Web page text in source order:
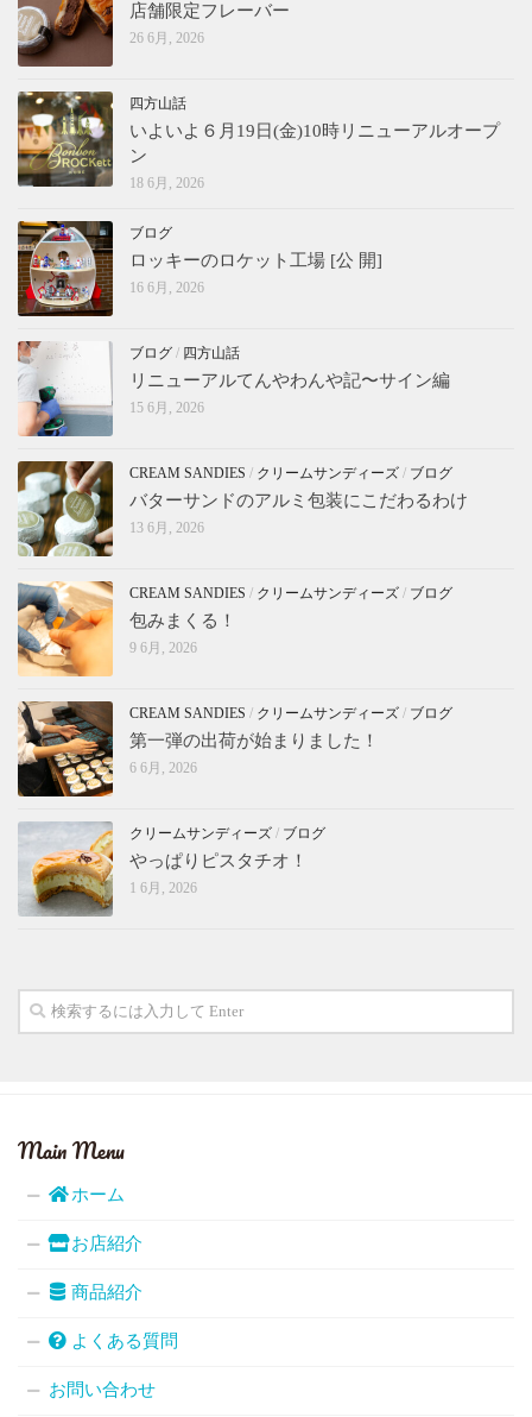
店舗限定フレーバー
26 6月, 2026
四方山話
いよいよ６月19日(金)10時リニューアルオープ
ン
18 6月, 2026
ブログ
ロッキーのロケット工場 [公 開]
16 6月, 2026
ブログ / 四方山話
リニューアルてんやわんや記〜サイン編
15 6月, 2026
CREAM SANDIES / クリームサンディーズ / ブログ
バターサンドのアルミ包装にこだわるわけ
13 6月, 2026
CREAM SANDIES / クリームサンディーズ / ブログ
包みまくる！
9 6月, 2026
CREAM SANDIES / クリームサンディーズ / ブログ
第一弾の出荷が始まりました！
6 6月, 2026
クリームサンディーズ / ブログ
やっぱりピスタチオ！
1 6月, 2026
Main Menu
ホーム
お店紹介
商品紹介
よくある質問
お問い合わせ